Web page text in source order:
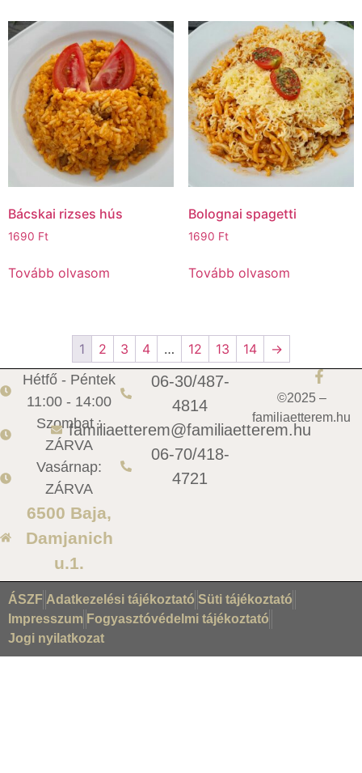
Bácskai rizses hús
1690 Ft
Tovább olvasom
Bolognai spagetti
1690 Ft
Tovább olvasom
1 2 3 4 … 12 13 14
→
Hétfő - Péntek
11:00 - 14:00
Szombat :
ZÁRVA
Vasárnap:
ZÁRVA
6500 Baja,
Damjanich
u.1.
06-30/487-
4814
familiaetterem@familiaetterem.hu
06-70/418-
4721
©2025 –
familiaetterem.hu
ÁSZF Adatkezelési tájékoztató Süti tájékoztató
Impresszum Fogyasztóvédelmi tájékoztató
Jogi nyilatkozat